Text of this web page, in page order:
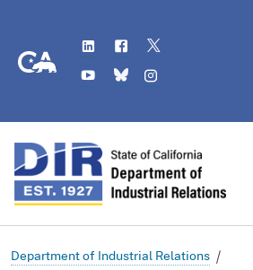
CA.gov
LinkedIn
Flickr
YouTube
Bluesky
Department of Industrial Relations